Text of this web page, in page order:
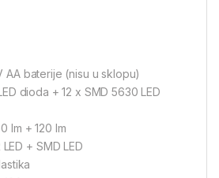
AA baterije (nisu u sklopu)
dioda + 12 x SMD 5630 LED
lm + 120 lm
+ SMD LED